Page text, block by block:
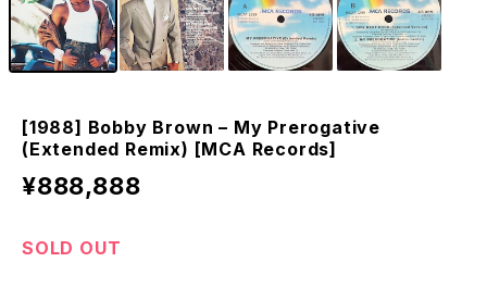
[1988] Bobby Brown – My Prerogative
(Extended Remix) [MCA Records]
¥888,888
SOLD OUT